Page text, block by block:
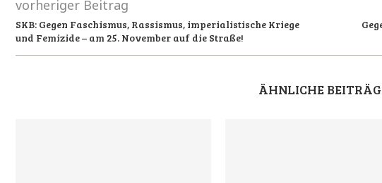
vorheriger Beitrag
SKB: Gegen Faschismus, Rassismus, imperialistische Kriege
und Femizide – am 25. November auf die Straße!
ÄHNLICHE